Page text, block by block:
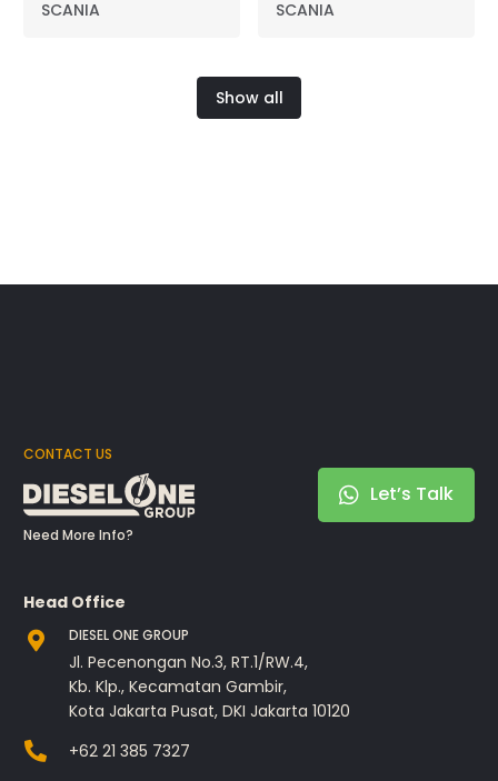
SCANIA
SCANIA
Show all
CONTACT US
Need More Info?
Let’s Talk
Head Office
DIESEL ONE GROUP
Jl. Pecenongan No.3, RT.1/RW.4,
Kb. Klp., Kecamatan Gambir,
Kota Jakarta Pusat, DKI Jakarta 10120
+62 21 385 7327